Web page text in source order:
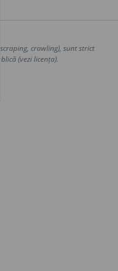
crawling), sunt strict
(vezi licența).